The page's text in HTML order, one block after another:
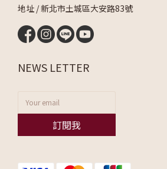
地址 / 新北市土城區大安路83號
NEWS LETTER
訂閱我